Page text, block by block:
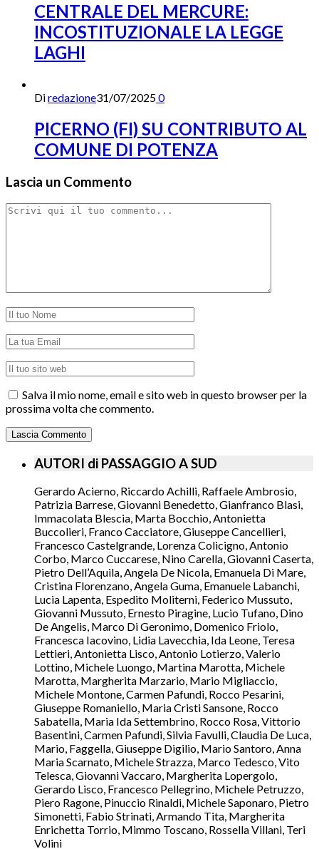
CENTRALE DEL MERCURE:
INCOSTITUZIONALE LA LEGGE
LAGHI
Diredazione31/07/20250
PICERNO (FI) SU CONTRIBUTO AL
COMUNE DI POTENZA
Lascia un Commento
Salva il mio nome, email e sito web in questo browser per la
prossima volta che commento.
AUTORI di PASSAGGIO A SUD
Gerardo Acierno, Riccardo Achilli, Raffaele Ambrosio,
Patrizia Barrese, Giovanni Benedetto, Gianfranco Blasi,
Immacolata Blescia, Marta Bocchio, Antonietta
Buccolieri, Franco Cacciatore, Giuseppe Cancellieri,
Francesco Castelgrande, Lorenza Colicigno, Antonio
Corbo, Marco Cuccarese, Nino Carella, Giovanni Caserta,
Pietro Dell’Aquila, Angela De Nicola, Emanuela Di Mare,
Cristina Florenzano, Angela Guma, Emanuele Labanchi,
Lucia Lapenta, Espedito Moliterni, Federico Mussuto,
Giovanni Mussuto, Ernesto Piragine, Lucio Tufano, Dino
De Angelis, Marco Di Geronimo, Domenico Friolo,
Francesca Iacovino, Lidia Lavecchia, Ida Leone, Teresa
Lettieri, Antonietta Lisco, Antonio Lotierzo, Valerio
Lottino, Michele Luongo, Martina Marotta, Michele
Marotta, Margherita Marzario, Mario Migliaccio,
Michele Montone, Carmen Pafundi, Rocco Pesarini,
Giuseppe Romaniello, Maria Cristi Sansone, Rocco
Sabatella, Maria Ida Settembrino, Rocco Rosa, Vittorio
Basentini, Carmen Pafundi, Silvia Favulli, Claudia De Luca,
Mario, Faggella, Giuseppe Digilio, Mario Santoro, Anna
Maria Scarnato, Michele Strazza, Marco Tedesco, Vito
Telesca, Giovanni Vaccaro, Margherita Lopergolo,
Gerardo Lisco, Francesco Pellegrino, Michele Petruzzo,
Piero Ragone, Pinuccio Rinaldi, Michele Saponaro, Pietro
Simonetti, Fabio Strinati, Armando Tita, Margherita
Enrichetta Torrio, Mimmo Toscano, Rossella Villani, Teri
Volini